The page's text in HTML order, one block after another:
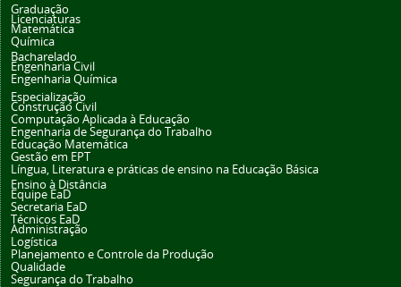
Graduação
Licenciaturas
Matemática
Química
Bacharelado
Engenharia Civil
Engenharia Química
Especialização
Construção Civil
Computação Aplicada à Educação
Engenharia de Segurança do Trabalho
Educação Matemática
Gestão em EPT
Língua, Literatura e práticas de ensino na Educação Básica
Ensino à Distância
Equipe EaD
Secretaria EaD
Técnicos EaD
Administração
Logística
Planejamento e Controle da Produção
Qualidade
Segurança do Trabalho